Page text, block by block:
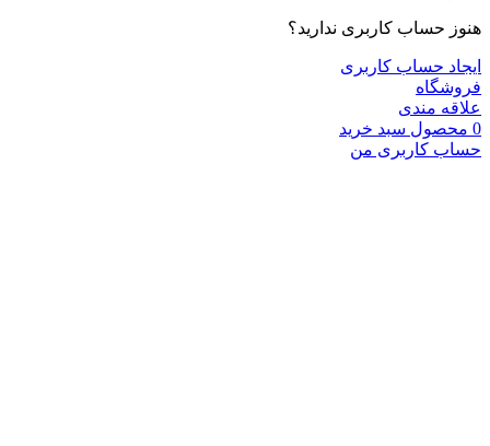
هنوز حساب کاربری ندارید؟
ایجاد حساب کاربری
فروشگاه
علاقه مندی
0 محصول سبد خرید
حساب کاربری من